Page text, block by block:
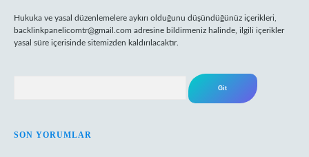
Hukuka ve yasal düzenlemelere aykırı olduğunu düşündüğünüz içerikleri,
backlinkpanelicomtr@gmail.com adresine bildirmeniz halinde, ilgili içerikler
yasal süre içerisinde sitemizden kaldırılacaktır.
SON YORUMLAR